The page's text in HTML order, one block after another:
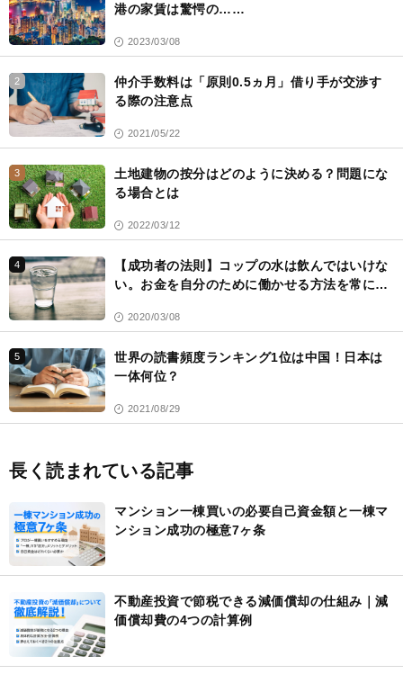
港の家賃は驚愕の……
2023/03/08
2
仲介手数料は「原則0.5ヵ月」借り手が交渉す
る際の注意点
2021/05/22
3
土地建物の按分はどのように決める？問題にな
る場合とは
2022/03/12
4
【成功者の法則】コップの水は飲んではいけな
い。お金を自分のために働かせる方法を常に考
2020/03/08
5
世界の読書頻度ランキング1位は中国！日本は
一体何位？
2021/08/29
長く読まれている記事
マンション一棟買いの必要自己資金額と一棟マ
ンション成功の極意7ヶ条
不動産投資で節税できる減価償却の仕組み｜減
価償却費の4つの計算例